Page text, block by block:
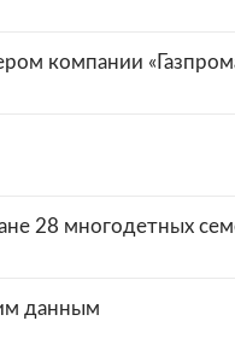
компании
28 многодетных
данным